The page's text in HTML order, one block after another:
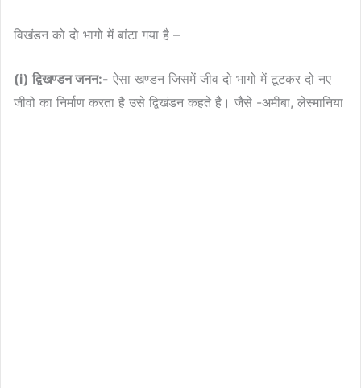
विखंडन को दो भागो में बांटा गया है –
(i) द्विखण्डन जनन:- ऐसा खण्डन जिसमें जीव दो भागो में टूटकर दो नए
जीवो का निर्माण करता है उसे द्विखंडन कहते है। जैसे -अमीबा, लेस्मानिया